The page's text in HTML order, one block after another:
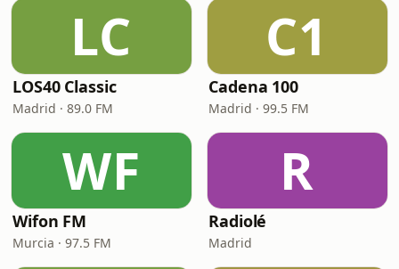
LC
LOS40 Classic
Madrid · 89.0 FM
C1
Cadena 100
Madrid · 99.5 FM
WF
Wifon FM
Murcia · 97.5 FM
R
Radiolé
Madrid